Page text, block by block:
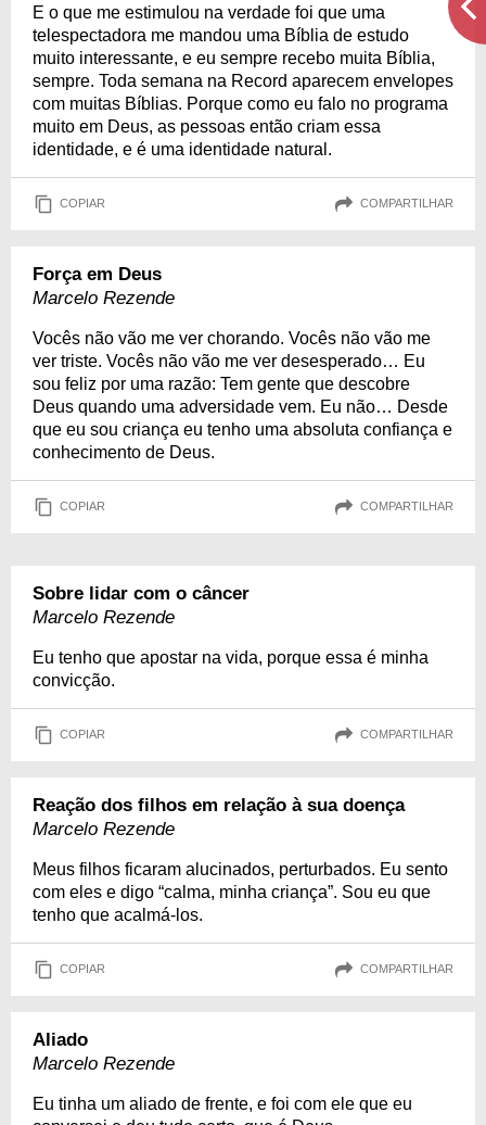
E o que me estimulou na verdade foi que uma
telespectadora me mandou uma Bíblia de estudo
muito interessante, e eu sempre recebo muita Bíblia,
sempre. Toda semana na Record aparecem envelopes
com muitas Bíblias. Porque como eu falo no programa
muito em Deus, as pessoas então criam essa
identidade, e é uma identidade natural.
COPIAR COMPARTILHAR
Força em Deus
Marcelo Rezende
Vocês não vão me ver chorando. Vocês não vão me
ver triste. Vocês não vão me ver desesperado… Eu
sou feliz por uma razão: Tem gente que descobre
Deus quando uma adversidade vem. Eu não… Desde
que eu sou criança eu tenho uma absoluta confiança e
conhecimento de Deus.
COPIAR COMPARTILHAR
Sobre lidar com o câncer
Marcelo Rezende
Eu tenho que apostar na vida, porque essa é minha
convicção.
COPIAR COMPARTILHAR
Reação dos filhos em relação à sua doença
Marcelo Rezende
Meus filhos ficaram alucinados, perturbados. Eu sento
com eles e digo “calma, minha criança”. Sou eu que
tenho que acalmá-los.
COPIAR COMPARTILHAR
Aliado
Marcelo Rezende
Eu tinha um aliado de frente, e foi com ele que eu